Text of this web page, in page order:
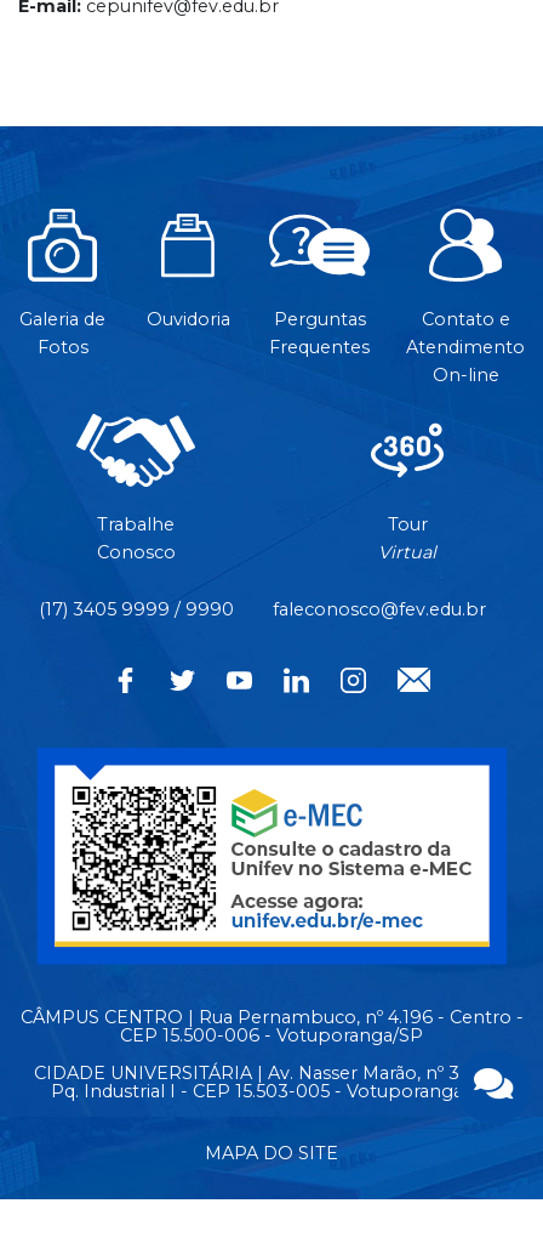
E-mail: cepunifev@fev.edu.br
Galeria de
Fotos
Ouvidoria
Perguntas
Frequentes
Contato e
Atendimento
On-line
Trabalhe
Conosco
Tour
Virtual
(17) 3405 9999 / 9990 faleconosco@fev.edu.br
CÂMPUS CENTRO | Rua Pernambuco, nº 4.196 - Centro -
CEP 15.500-006 - Votuporanga/SP
CIDADE UNIVERSITÁRIA | Av. Nasser Marão, nº 3.069 -
Pq. Industrial I - CEP 15.503-005 - Votuporanga/SP
MAPA DO SITE